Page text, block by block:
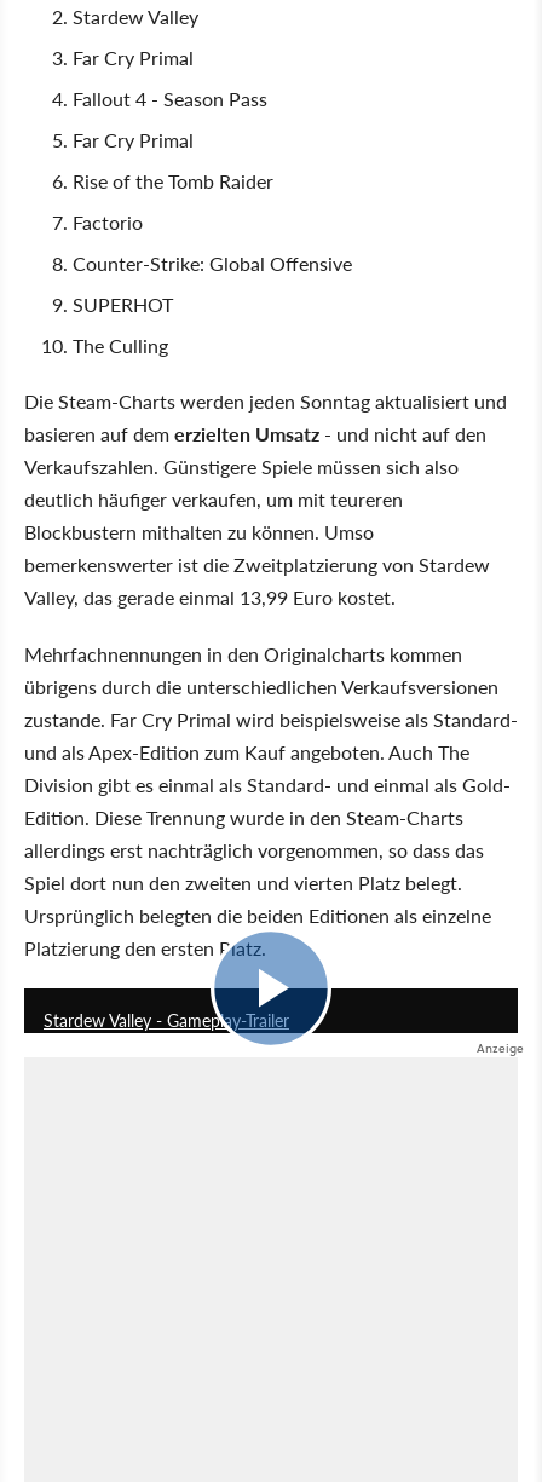
Stardew Valley
Far Cry Primal
Fallout 4 - Season Pass
Far Cry Primal
Rise of the Tomb Raider
Factorio
Counter-Strike: Global Offensive
SUPERHOT
The Culling
Die Steam-Charts werden jeden Sonntag aktualisiert und
basieren auf demerzielten Umsatz - und nicht auf den
Verkaufszahlen. Günstigere Spiele müssen sich also
deutlich häufiger verkaufen, um mit teureren
Blockbustern mithalten zu können. Umso
bemerkenswerter ist die Zweitplatzierung von Stardew
Valley, das gerade einmal 13,99 Euro kostet.
Mehrfachnennungen in den Originalcharts kommen
übrigens durch die unterschiedlichen Verkaufsversionen
zustande. Far Cry Primal wird beispielsweise als Standard-
und als Apex-Edition zum Kauf angeboten. Auch The
Division gibt es einmal als Standard- und einmal als Gold-
Edition. Diese Trennung wurde in den Steam-Charts
allerdings erst nachträglich vorgenommen, so dass das
Spiel dort nun den zweiten und vierten Platz belegt.
Ursprünglich belegten die beiden Editionen als einzelne
Platzierung den ersten Platz.
Stardew Valley - Gameplay-Trailer